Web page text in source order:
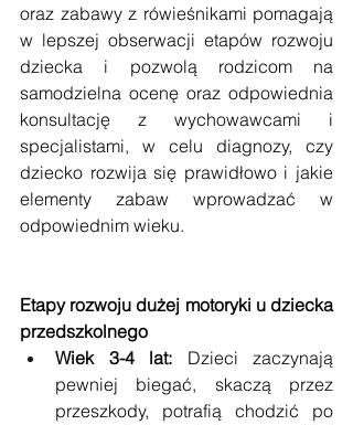
oraz zabawy z rówieśnikami pomagają
w lepszej obserwacji etapów rozwoju
dziecka i pozwolą rodzicom na
samodzielna ocenę oraz odpowiednia
konsultację z wychowawcami i
specjalistami, w celu diagnozy, czy
dziecko rozwija się prawidłowo i jakie
elementy zabaw wprowadzać w
odpowiednim wieku.
Etapy rozwoju dużej motoryki u dziecka
przedszkolnego
Wiek 3-4 lat: Dzieci zaczynają
pewniej biegać, skaczą przez
przeszkody, potrafią chodzić po